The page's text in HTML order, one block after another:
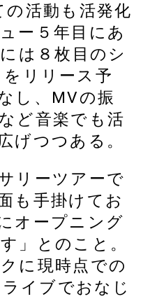
の活動も活発化
ー５年目にあ
は８枚目のシ
リリース予
し、MVの振
ど音楽でも活
げつつある。
リーツアーで
も手掛けてお
オープニング
」とのこと。
に現時点での
イブでおなじ